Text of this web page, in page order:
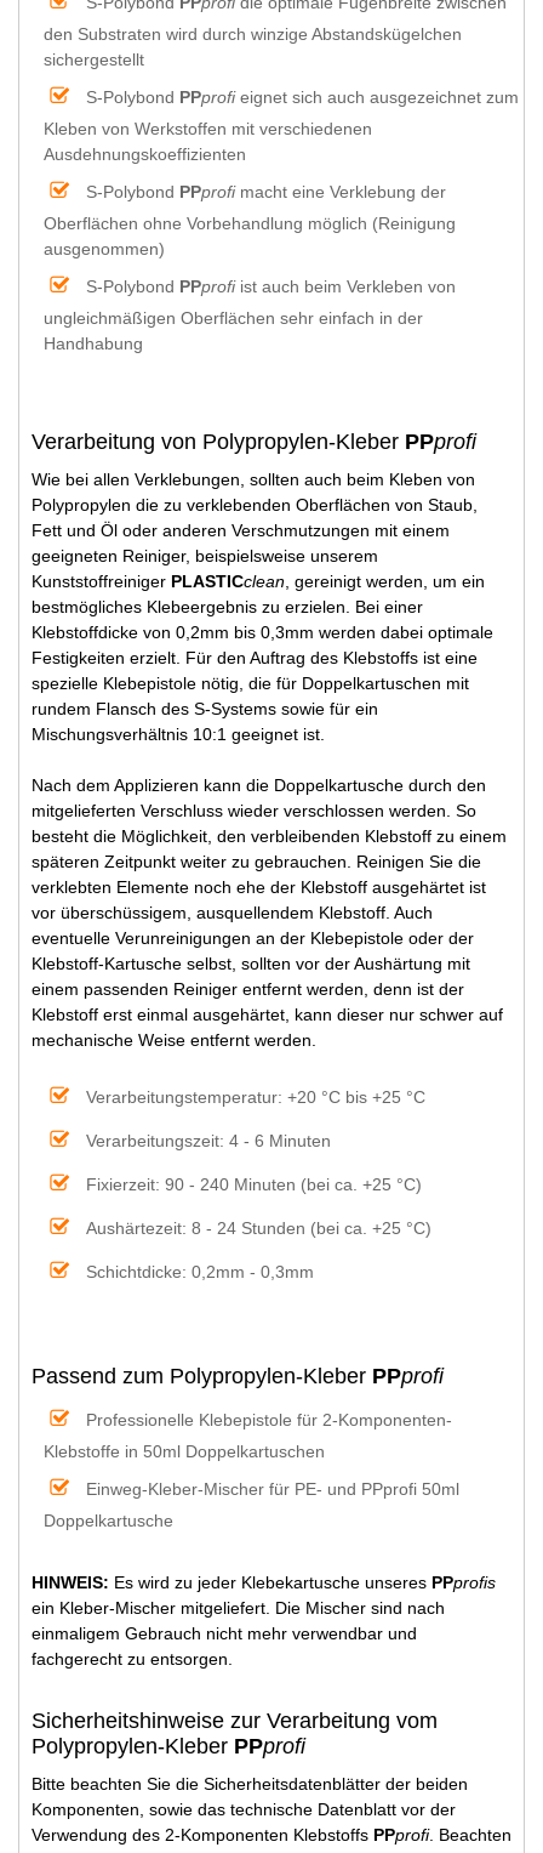
den Substraten wird durch winzige Abstandskügelchen
sichergestellt
S-Polybond PPprofieignet sich auch ausgezeichnet zum
Kleben von Werkstoffen mit verschiedenen
Ausdehnungskoeffizienten
S-Polybond PPprofimacht eine Verklebung der
Oberflächen ohne Vorbehandlung möglich (Reinigung
ausgenommen)
S-Polybond PPprofiist auch beim Verkleben von
ungleichmäßigen Oberflächen sehr einfach in der
Handhabung
Verarbeitung von Polypropylen-Kleber PPprofi
Wie bei allen Verklebungen, sollten auch beim Kleben von
Polypropylen die zu verklebenden Oberflächen von Staub,
Fett und Öl oder anderen Verschmutzungen mit einem
geeigneten Reiniger, beispielsweise unserem
Kunststoffreiniger PLASTICclean , gereinigt werden, um ein
bestmögliches Klebeergebnis zu erzielen. Bei einer
Klebstoffdicke von 0,2mm bis 0,3mm werden dabei optimale
Festigkeiten erzielt. Für den Auftrag des Klebstoffs ist eine
spezielle Klebepistole nötig, die für Doppelkartuschen mit
rundem Flansch des S-Systems sowie für ein
Mischungsverhältnis 10:1 geeignet ist.
Nach dem Applizieren kann die Doppelkartusche durch den
mitgelieferten Verschluss wieder verschlossen werden. So
besteht die Möglichkeit, den verbleibenden Klebstoff zu einem
späteren Zeitpunkt weiter zu gebrauchen. Reinigen Sie die
verklebten Elemente noch ehe der Klebstoff ausgehärtet ist
vor überschüssigem, ausquellendem Klebstoff. Auch
eventuelle Verunreinigungen an der Klebepistole oder der
Klebstoff-Kartusche selbst, sollten vor der Aushärtung mit
einem passenden Reiniger entfernt werden, denn ist der
Klebstoff erst einmal ausgehärtet, kann dieser nur schwer auf
mechanische Weise entfernt werden.
Verarbeitungstemperatur: +20 °C bis +25 °C
Verarbeitungszeit: 4 - 6 Minuten
Fixierzeit: 90 - 240 Minuten (bei ca. +25 °C)
Aushärtezeit: 8 - 24 Stunden (bei ca. +25 °C)
Schichtdicke: 0,2mm - 0,3mm
Passend zum Polypropylen-Kleber PPprofi
Professionelle Klebepistole für 2-Komponenten-
Klebstoffe in 50ml Doppelkartuschen
Einweg-Kleber-Mischer für PE- und PPprofi 50ml
Doppelkartusche
HINWEIS: Es wird zu jeder Klebekartusche unseres PPprofis
ein Kleber-Mischer mitgeliefert. Die Mischer sind nach
einmaligem Gebrauch nicht mehr verwendbar und
fachgerecht zu entsorgen.
Sicherheitshinweise zur Verarbeitung vom
Polypropylen-Kleber PPprofi
Bitte beachten Sie die Sicherheitsdatenblätter der beiden
Komponenten, sowie das technische Datenblatt vor der
Verwendung des 2-Komponenten Klebstoffs PPprofi. Beachten